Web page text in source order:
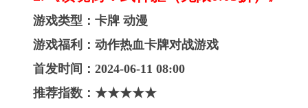
游戏类型：卡牌 动漫
游戏福利：动作热血卡牌对战游戏
首发时间： 2024-06-11 08:00
推荐指数：★★★★★